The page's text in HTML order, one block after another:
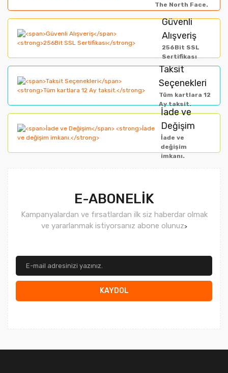
Ürün resmi kalitesiz, bozuk veya görüntülenemiyor.
Ürün açıklamasında eksik bilgiler bulunuyor.
Bu ürüne benzer farklı alternatifler olmalı.
The North Face.
Güvenli
Alışveriş
256Bit SSL
Sertifikası
Taksit
Seçenekleri
Tüm kartlara 12
Ay taksit.
İade ve
Değişim
İade ve
değişim
imkanı.
E-ABONELİK
Kampanyalardan ve fırsatlardan ilk siz haberdar olmak
ve yararlanmak istiyorsanız abone olunuz>
KAYDOL